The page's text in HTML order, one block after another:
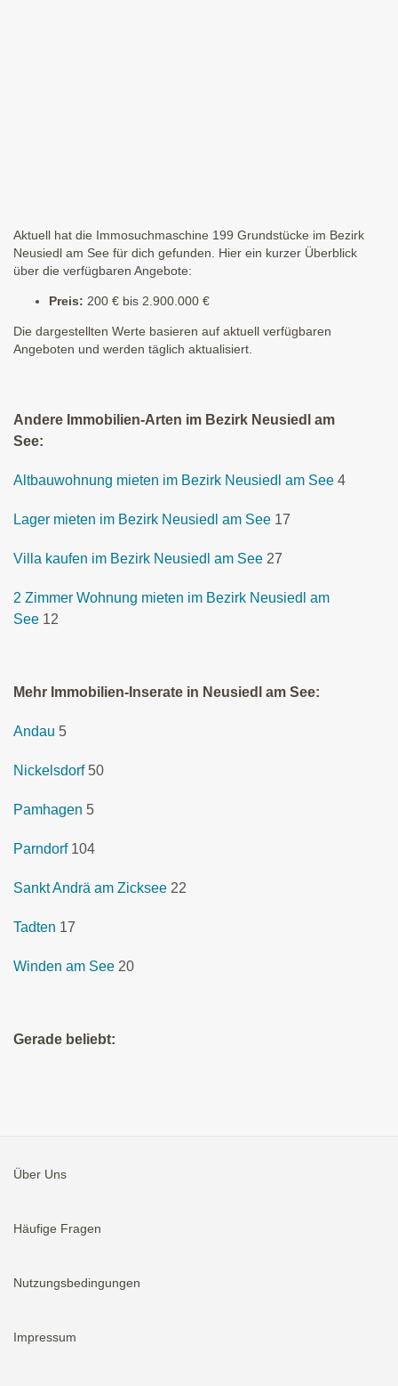
Aktuell hat die Immosuchmaschine 199 Grundstücke im Bezirk
Neusiedl am See für dich gefunden. Hier ein kurzer Überblick
über die verfügbaren Angebote:
Preis: 200 € bis 2.900.000 €
Die dargestellten Werte basieren auf aktuell verfügbaren
Angeboten und werden täglich aktualisiert.
Andere Immobilien-Arten im Bezirk Neusiedl am
See:
Altbauwohnung mieten im Bezirk Neusiedl am See 4
Lager mieten im Bezirk Neusiedl am See 17
Villa kaufen im Bezirk Neusiedl am See 27
2 Zimmer Wohnung mieten im Bezirk Neusiedl am
See 12
Mehr Immobilien-Inserate in Neusiedl am See:
Andau 5
Nickelsdorf 50
Pamhagen 5
Parndorf 104
Sankt Andrä am Zicksee 22
Tadten 17
Winden am See 20
Gerade beliebt:
Über Uns
Häufige Fragen
Nutzungsbedingungen
Impressum